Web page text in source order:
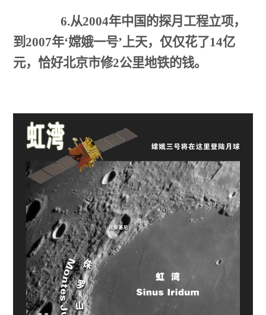
6.从2004年中国的探月工程立项，
到2007年‘嫦娥一号’上天，仅仅花了14亿
元，恰好北京市修2公里地铁的钱。